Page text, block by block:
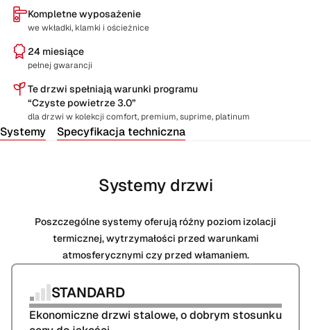
Kompletne wyposażenie
we wkładki, klamki i ościeżnice
24 miesiące
pełnej gwarancji
Te drzwi spełniają warunki programu
“Czyste powietrze 3.0”
dla drzwi w kolekcji comfort, premium, suprime, platinum
Systemy Specyfikacja techniczna
Systemy drzwi
Poszczególne systemy oferują różny poziom izolacji
termicznej, wytrzymałości przed warunkami
atmosferycznymi czy przed włamaniem.
STANDARD
Ekonomiczne drzwi stalowe, o dobrym stosunku